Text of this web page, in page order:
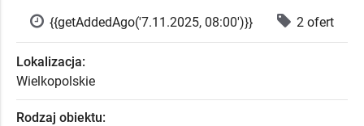
{{getAddedAgo('7.11.2025, 08:00')}} 2 ofert
Lokalizacja:
Wielkopolskie
Rodzaj obiektu: